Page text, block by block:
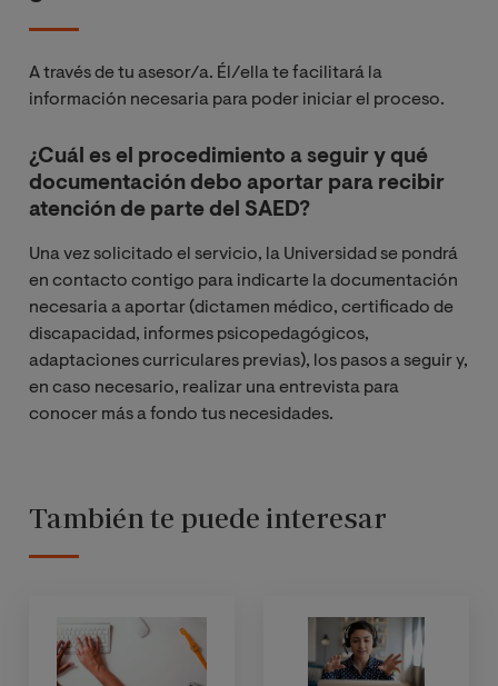
A través de tu asesor/a. Él/ella te facilitará la
información necesaria para poder iniciar el proceso.
¿Cuál es el procedimiento a seguir y qué
documentación debo aportar para recibir
atención de parte del SAED?
Una vez solicitado el servicio, la Universidad se pondrá
en contacto contigo para indicarte la documentación
necesaria a aportar (dictamen médico, certificado de
discapacidad, informes psicopedagógicos,
adaptaciones curriculares previas), los pasos a seguir y,
en caso necesario, realizar una entrevista para
conocer más a fondo tus necesidades.
También te puede interesar